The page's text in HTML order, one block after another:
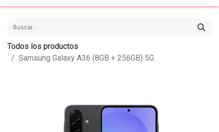
Todos los productos
Samsung Galaxy A36 (8GB + 256GB) 5G